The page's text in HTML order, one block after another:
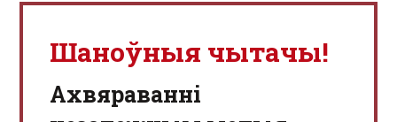
Шаноўныя чытачы!
Aхвяраванні